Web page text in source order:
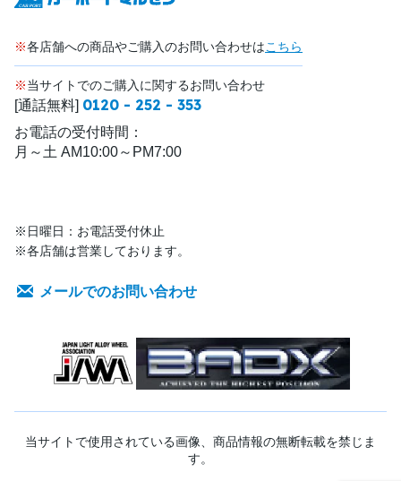
※各店舗への商品やご購入のお問い合わせはこちら
※当サイトでのご購入に関するお問い合わせ
[通話無料] 0120 - 252 - 353
お電話の受付時間：
月～土 AM10:00～PM7:00
※日曜日：お電話受付休止
※各店舗は営業しております。
メールでのお問い合わせ
当サイトで使用されている画像、商品情報の無断転載を禁じま
す。